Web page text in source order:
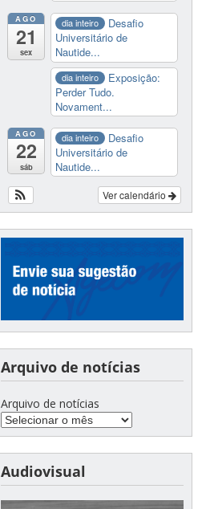
AGO
21
sex
dia inteiro
Desafio
Universitário de
Nautide...
dia inteiro
Exposição:
Perder Tudo.
Novament...
AGO
22
sáb
dia inteiro
Desafio
Universitário de
Nautide...
Ver calendário
Arquivo de notícias
Arquivo de notícias
Audiovisual